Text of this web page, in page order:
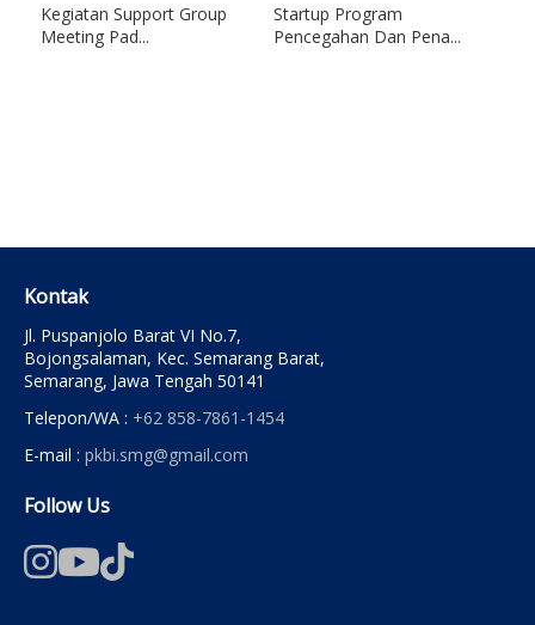
Kegiatan Support Group
Meeting Pad...
Startup Program
Pencegahan Dan Pena...
Kontak
Jl. Puspanjolo Barat VI No.7,
Bojongsalaman, Kec. Semarang Barat,
Semarang, Jawa Tengah 50141
Telepon/WA : +62 858-7861-1454
E-mail : pkbi.smg@gmail.com
Follow Us